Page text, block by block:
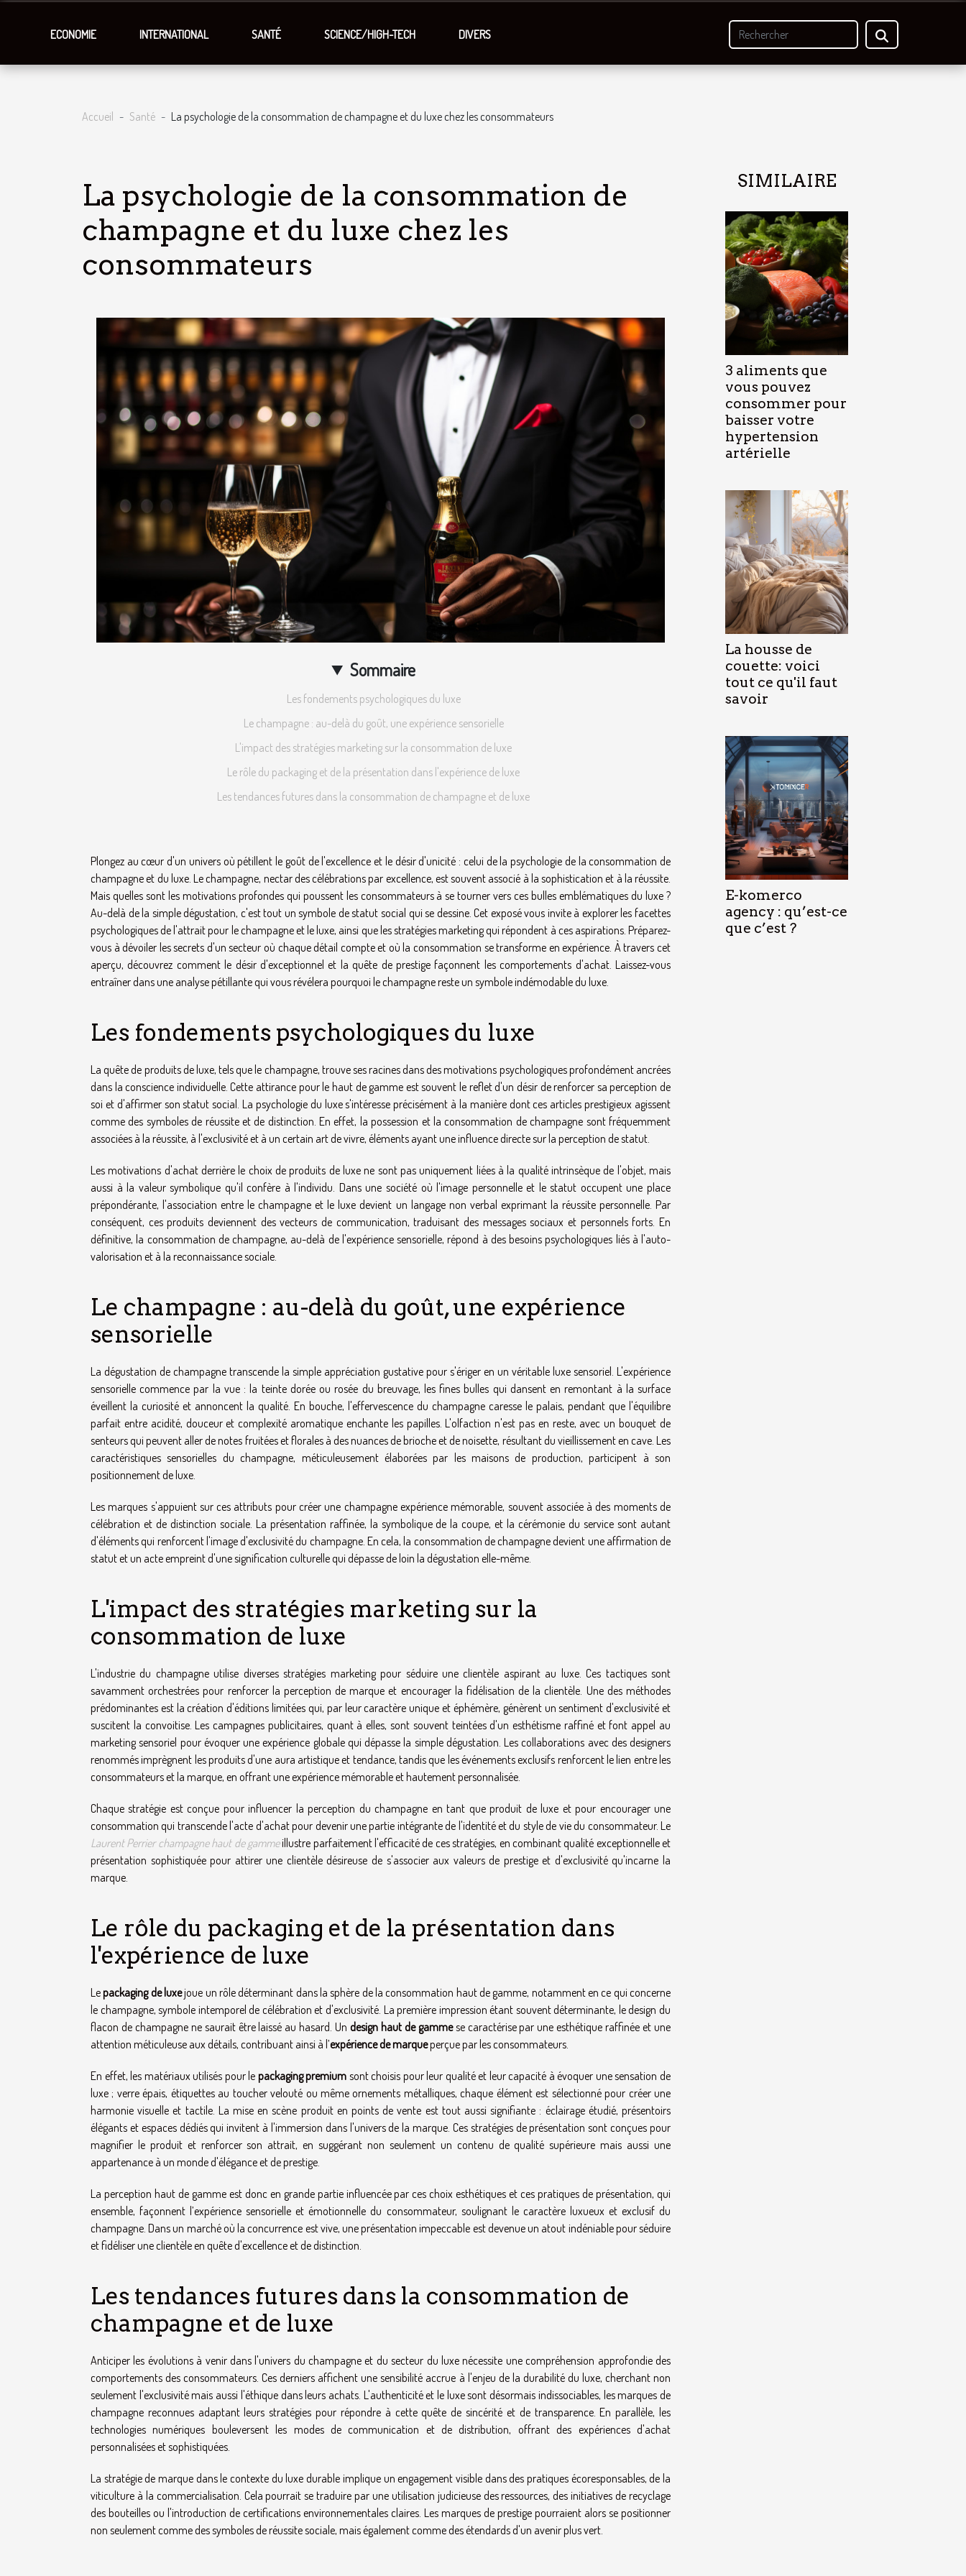
ECONOMIE INTERNATIONAL SANTÉ SCIENCE/HIGH-TECH DIVERS
Accueil Santé La psychologie de la consommation de champagne et du luxe chez les consommateurs
La psychologie de la consommation de
champagne et du luxe chez les
consommateurs
Sommaire
Les fondements psychologiques du luxe
Le champagne : au-delà du goût, une expérience sensorielle
L'impact des stratégies marketing sur la consommation de luxe
Le rôle du packaging et de la présentation dans l'expérience de luxe
Les tendances futures dans la consommation de champagne et de luxe
Plongez au cœur d'un univers où pétillent le goût de l'excellence et le désir d'unicité : celui de la psychologie de la consommation de
champagne et du luxe. Le champagne, nectar des célébrations par excellence, est souvent associé à la sophistication et à la réussite.
Mais quelles sont les motivations profondes qui poussent les consommateurs à se tourner vers ces bulles emblématiques du luxe ?
Au-delà de la simple dégustation, c'est tout un symbole de statut social qui se dessine. Cet exposé vous invite à explorer les facettes
psychologiques de l'attrait pour le champagne et le luxe, ainsi que les stratégies marketing qui répondent à ces aspirations. Préparez-
vous à dévoiler les secrets d'un secteur où chaque détail compte et où la consommation se transforme en expérience. À travers cet
aperçu, découvrez comment le désir d'exceptionnel et la quête de prestige façonnent les comportements d'achat. Laissez-vous
entraîner dans une analyse pétillante qui vous révélera pourquoi le champagne reste un symbole indémodable du luxe.
Les fondements psychologiques du luxe
La quête de produits de luxe, tels que le champagne, trouve ses racines dans des motivations psychologiques profondément ancrées
dans la conscience individuelle. Cette attirance pour le haut de gamme est souvent le reflet d'un désir de renforcer sa perception de
soi et d'affirmer son statut social. La psychologie du luxe s'intéresse précisément à la manière dont ces articles prestigieux agissent
comme des symboles de réussite et de distinction. En effet, la possession et la consommation de champagne sont fréquemment
associées à la réussite, à l'exclusivité et à un certain art de vivre, éléments ayant une influence directe sur la perception de statut.
Les motivations d'achat derrière le choix de produits de luxe ne sont pas uniquement liées à la qualité intrinsèque de l'objet, mais
aussi à la valeur symbolique qu'il confère à l'individu. Dans une société où l'image personnelle et le statut occupent une place
prépondérante, l'association entre le champagne et le luxe devient un langage non verbal exprimant la réussite personnelle. Par
conséquent, ces produits deviennent des vecteurs de communication, traduisant des messages sociaux et personnels forts. En
définitive, la consommation de champagne, au-delà de l'expérience sensorielle, répond à des besoins psychologiques liés à l'auto-
valorisation et à la reconnaissance sociale.
Le champagne : au-delà du goût, une expérience
sensorielle
La dégustation de champagne transcende la simple appréciation gustative pour s'ériger en un véritable luxe sensoriel. L'expérience
sensorielle commence par la vue : la teinte dorée ou rosée du breuvage, les fines bulles qui dansent en remontant à la surface
éveillent la curiosité et annoncent la qualité. En bouche, l'effervescence du champagne caresse le palais, pendant que l'équilibre
parfait entre acidité, douceur et complexité aromatique enchante les papilles. L'olfaction n'est pas en reste, avec un bouquet de
senteurs qui peuvent aller de notes fruitées et florales à des nuances de brioche et de noisette, résultant du vieillissement en cave. Les
caractéristiques sensorielles du champagne, méticuleusement élaborées par les maisons de production, participent à son
positionnement de luxe.
Les marques s'appuient sur ces attributs pour créer une champagne expérience mémorable, souvent associée à des moments de
célébration et de distinction sociale. La présentation raffinée, la symbolique de la coupe, et la cérémonie du service sont autant
d'éléments qui renforcent l'image d'exclusivité du champagne. En cela, la consommation de champagne devient une affirmation de
statut et un acte empreint d'une signification culturelle qui dépasse de loin la dégustation elle-même.
L'impact des stratégies marketing sur la
consommation de luxe
L'industrie du champagne utilise diverses stratégies marketing pour séduire une clientèle aspirant au luxe. Ces tactiques sont
savamment orchestrées pour renforcer la perception de marque et encourager la fidélisation de la clientèle. Une des méthodes
prédominantes est la création d'éditions limitées qui, par leur caractère unique et éphémère, génèrent un sentiment d'exclusivité et
suscitent la convoitise. Les campagnes publicitaires, quant à elles, sont souvent teintées d'un esthétisme raffiné et font appel au
marketing sensoriel pour évoquer une expérience globale qui dépasse la simple dégustation. Les collaborations avec des designers
renommés imprègnent les produits d'une aura artistique et tendance, tandis que les événements exclusifs renforcent le lien entre les
consommateurs et la marque, en offrant une expérience mémorable et hautement personnalisée.
Chaque stratégie est conçue pour influencer la perception du champagne en tant que produit de luxe et pour encourager une
consommation qui transcende l'acte d'achat pour devenir une partie intégrante de l'identité et du style de vie du consommateur. Le
Laurent Perrier champagne haut de gammeillustre parfaitement l'efficacité de ces stratégies, en combinant qualité exceptionnelle et
présentation sophistiquée pour attirer une clientèle désireuse de s'associer aux valeurs de prestige et d'exclusivité qu'incarne la
marque.
Le rôle du packaging et de la présentation dans
l'expérience de luxe
Lepackaging de luxejoue un rôle déterminant dans la sphère de la consommation haut de gamme, notamment en ce qui concerne
le champagne, symbole intemporel de célébration et d'exclusivité. La première impression étant souvent déterminante, le design du
flacon de champagne ne saurait être laissé au hasard. Undesign haut de gammese caractérise par une esthétique raffinée et une
attention méticuleuse aux détails, contribuant ainsi à l’expérience de marqueperçue par les consommateurs.
En effet, les matériaux utilisés pour le packaging premium sont choisis pour leur qualité et leur capacité à évoquer une sensation de
luxe ; verre épais, étiquettes au toucher velouté ou même ornements métalliques, chaque élément est sélectionné pour créer une
harmonie visuelle et tactile. La mise en scène produit en points de vente est tout aussi signifiante : éclairage étudié, présentoirs
élégants et espaces dédiés qui invitent à l'immersion dans l'univers de la marque. Ces stratégies de présentation sont conçues pour
magnifier le produit et renforcer son attrait, en suggérant non seulement un contenu de qualité supérieure mais aussi une
appartenance à un monde d'élégance et de prestige.
La perception haut de gamme est donc en grande partie influencée par ces choix esthétiques et ces pratiques de présentation, qui
ensemble, façonnent l’expérience sensorielle et émotionnelle du consommateur, soulignant le caractère luxueux et exclusif du
champagne. Dans un marché où la concurrence est vive, une présentation impeccable est devenue un atout indéniable pour séduire
et fidéliser une clientèle en quête d'excellence et de distinction.
Les tendances futures dans la consommation de
champagne et de luxe
Anticiper les évolutions à venir dans l'univers du champagne et du secteur du luxe nécessite une compréhension approfondie des
comportements des consommateurs. Ces derniers affichent une sensibilité accrue à l'enjeu de la durabilité du luxe, cherchant non
seulement l'exclusivité mais aussi l'éthique dans leurs achats. L'authenticité et le luxe sont désormais indissociables, les marques de
champagne reconnues adaptant leurs stratégies pour répondre à cette quête de sincérité et de transparence. En parallèle, les
technologies numériques bouleversent les modes de communication et de distribution, offrant des expériences d'achat
personnalisées et sophistiquées.
La stratégie de marque dans le contexte du luxe durable implique un engagement visible dans des pratiques écoresponsables, de la
viticulture à la commercialisation. Cela pourrait se traduire par une utilisation judicieuse des ressources, des initiatives de recyclage
des bouteilles ou l'introduction de certifications environnementales claires. Les marques de prestige pourraient alors se positionner
non seulement comme des symboles de réussite sociale, mais également comme des étendards d'un avenir plus vert.
SIMILAIRE
3 aliments que
vous pouvez
consommer pour
baisser votre
hypertension
artérielle
La housse de
couette: voici
tout ce qu'il faut
savoir
E-komerco
agency : qu’est-ce
que c’est ?